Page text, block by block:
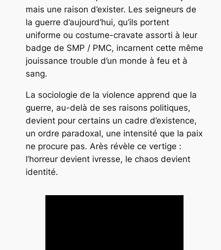
mais une raison d’exister. Les seigneurs de
la guerre d’aujourd’hui, qu’ils portent
uniforme ou costume-cravate assorti à leur
badge de SMP / PMC, incarnent cette même
jouissance trouble d’un monde à feu et à
sang.
La sociologie de la violence apprend que la
guerre, au-delà de ses raisons politiques,
devient pour certains un cadre d’existence,
un ordre paradoxal, une intensité que la paix
ne procure pas. Arès révèle ce vertige :
l’horreur devient ivresse, le chaos devient
identité.